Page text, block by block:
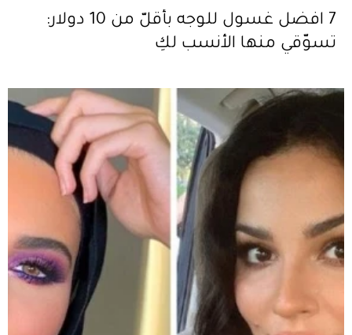
7 افضل غسول للوجه بأقلّ من 10 دولار:
تسوّقي منها الأنسب لكِ